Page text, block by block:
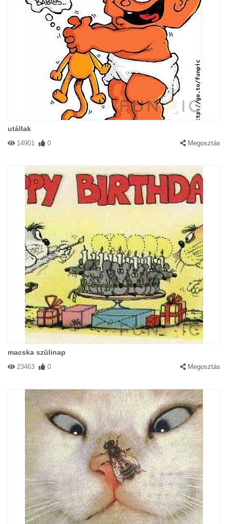
utállak
14901 0 Megosztás
macska szülinap
23463 0 Megosztás